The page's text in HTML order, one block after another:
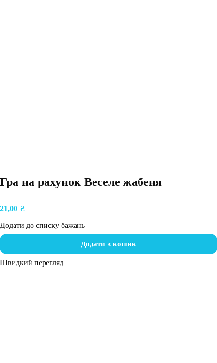
Гра на рахунок Веселе жабеня
21,00 ₴
Додати до списку бажань
Додати в кошик
Швидкий перегляд